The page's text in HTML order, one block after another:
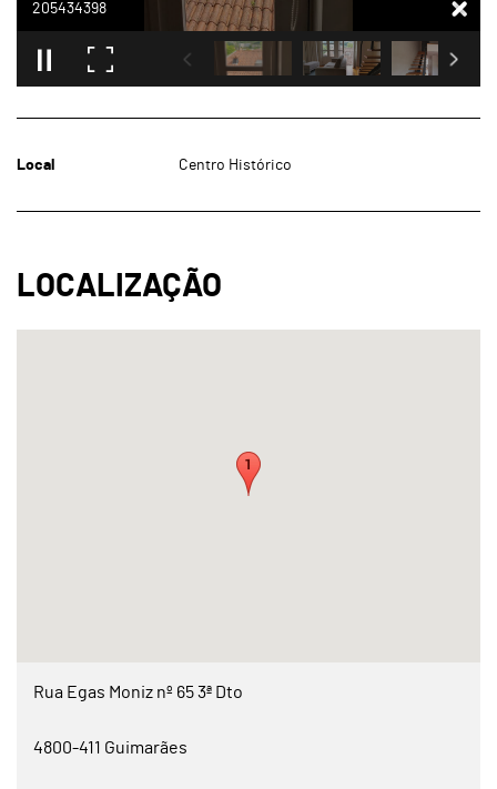
205434398
Local Centro Histórico
Rua Egas Moniz nº 65 3ª Dto
4800-411 Guimarães